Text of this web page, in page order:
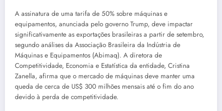
A assinatura de uma tarifa de 50% sobre máquinas e
equipamentos, anunciada pelo governo Trump, deve impactar
significativamente as exportações brasileiras a partir de setembro,
segundo análises da Associação Brasileira da Indústria de
Máquinas e Equipamentos (Abimaq). A diretora de
Competitividade, Economia e Estatística da entidade, Cristina
Zanella, afirma que o mercado de máquinas deve manter uma
queda de cerca de US$ 300 milhões mensais até o fim do ano
devido à perda de competitividade.